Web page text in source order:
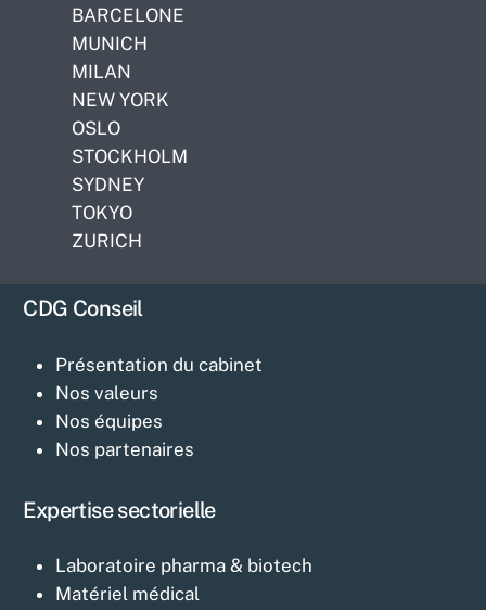
BARCELONE
MUNICH
MILAN
NEW YORK
OSLO
STOCKHOLM
SYDNEY
TOKYO
ZURICH
CDG Conseil
Présentation du cabinet
Nos valeurs
Nos équipes
Nos partenaires
Expertise sectorielle
Laboratoire pharma & biotech
Matériel médical